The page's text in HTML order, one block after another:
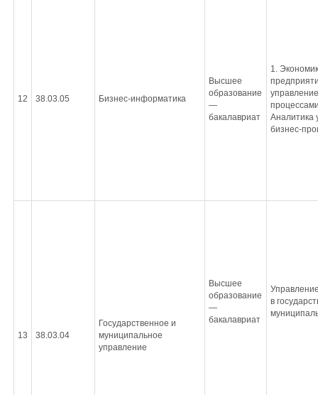
12 38.03.05 Бизнес-информатика
Высшее
образование
—
бакалавриат
1.
Аналитика
бизнес-
13 38.03.04
Государственное и
муниципальное
управление
Высшее
образование
—
бакалавриат
в